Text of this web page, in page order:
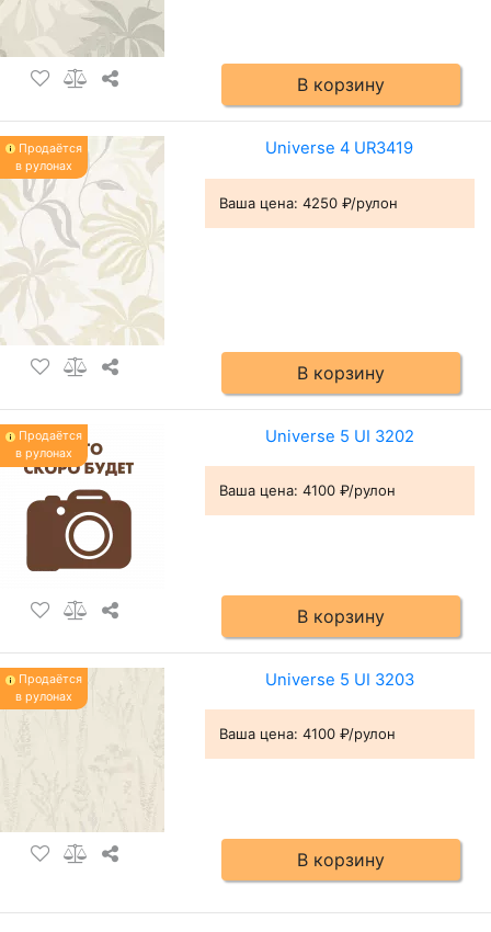
В корзину
Продаётся
в рулонах
Universe 4 UR3419
Ваша цена: 4250 ₽/рулон
В корзину
Продаётся
в рулонах
Universe 5 UI 3202
Ваша цена: 4100 ₽/рулон
В корзину
Продаётся
в рулонах
Universe 5 UI 3203
Ваша цена: 4100 ₽/рулон
В корзину